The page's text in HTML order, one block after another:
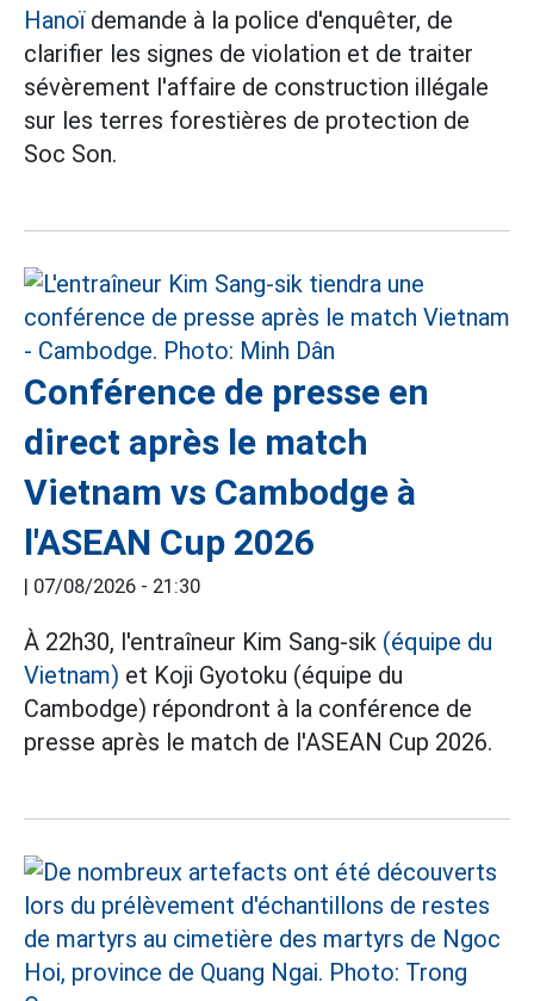
Hanoïdemande à la police d'enquêter, de
clarifier les signes de violation et de traiter
sévèrement l'affaire de construction illégale
sur les terres forestières de protection de
Soc Son.
Conférence de presse en
direct après le match
Vietnam vs Cambodge à
l'ASEAN Cup 2026
| 07/08/2026 - 21:30
À 22h30, l'entraîneur Kim Sang-sik (équipe du
Vietnam) et Koji Gyotoku (équipe du
Cambodge) répondront à la conférence de
presse après le match de l'ASEAN Cup 2026.